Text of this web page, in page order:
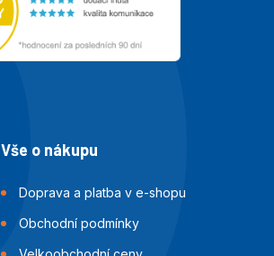
Vše o nákupu
Doprava a platba v e-shopu
Obchodní podmínky